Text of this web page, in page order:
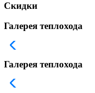
Скидки
Галерея теплохода
Галерея теплохода